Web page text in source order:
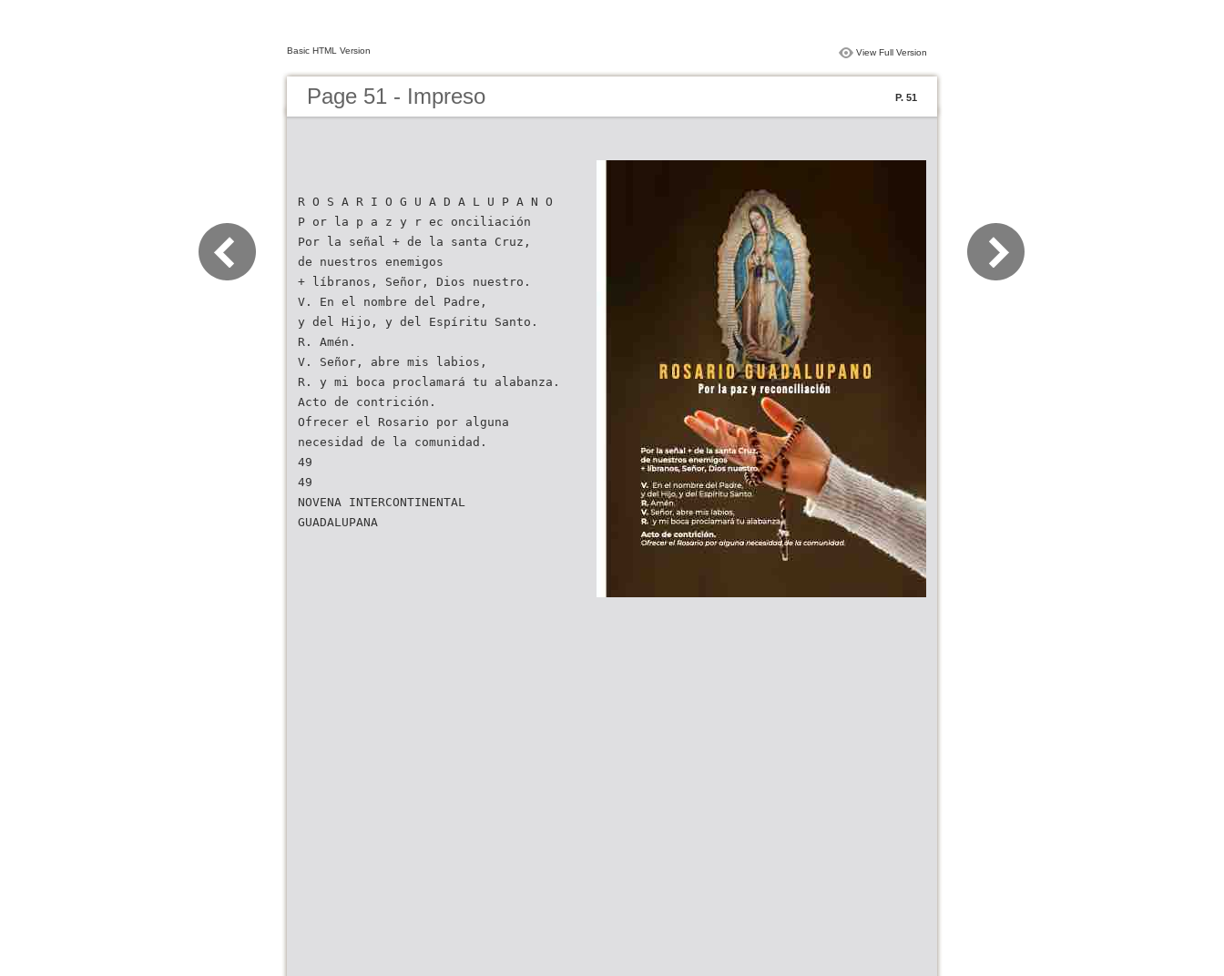
Basic HTML Version View Full Version
Page 51 - Impreso P. 51
R O S A R I O G U A D A L U P A N O
P or la p a z y r ec onciliación
Por la señal + de la santa Cruz,
de nuestros enemigos
+ líbranos, Señor, Dios nuestro.
V. En el nombre del Padre,
y del Hijo, y del Espíritu Santo.
R. Amén.
V. Señor, abre mis labios,
R. y mi boca proclamará tu alabanza.
Acto de contrición.
Ofrecer el Rosario por alguna
necesidad de la comunidad.
49
49
NOVENA INTERCONTINENTAL
GUADALUPANA